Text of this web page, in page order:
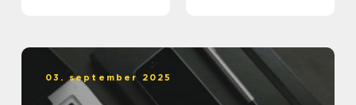
03. september 2025